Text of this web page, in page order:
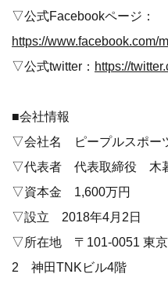
▽公式Facebookページ：
https://www.facebook.com/
▽公式twitter： https://
■会社情報
▽会社名 ピープルスポー
▽代表者 代表取締役 木
▽資本金 1,600万円
▽設立 2018年4月2日
▽所在地 〒101-0051 東京
2 神田TNKビル4階